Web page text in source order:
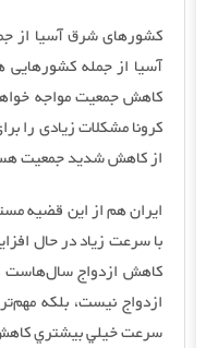
کشورهای شرق آسیا از
کاهش جمعیت مواجه
کرونا مشکلات زیادی را
از کاهش شدید جمعیت
ایران هم از این قضیه
با سرعت زياد در حال
كاهش ازدواج سال‌هاست
ازدواج نيست، بلكه